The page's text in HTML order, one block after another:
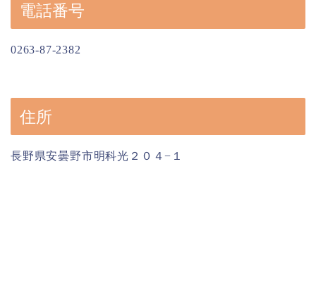
電話番号
0263-87-2382
住所
長野県安曇野市明科光２０４−１